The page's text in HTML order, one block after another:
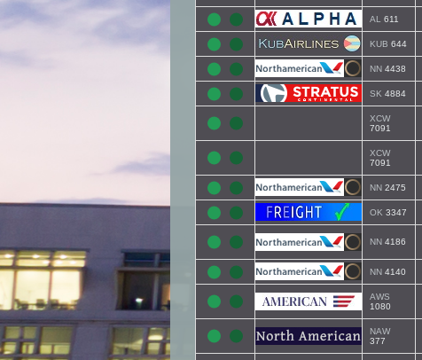
AL 611
KUB 644
NN 4438
SK 4884
XCW
7091
XCW
7091
NN 2475
OK 3347
NN 4186
NN 4140
AWS
1080
NAW
377